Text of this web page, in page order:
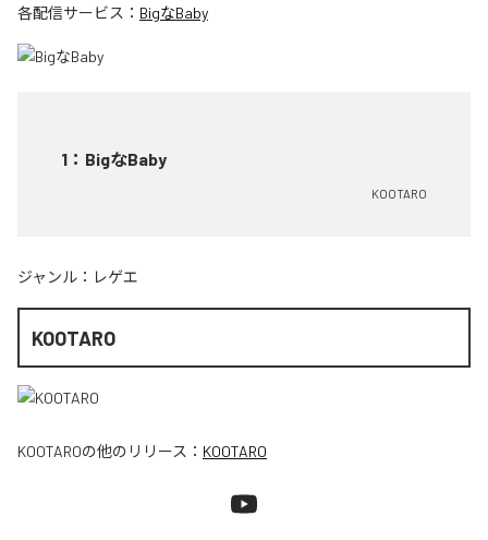
各配信サービス： BigなBaby
1 ： BigなBaby
KOOTARO
ジャンル： レゲエ
KOOTARO
KOOTAROの他のリリース： KOOTARO